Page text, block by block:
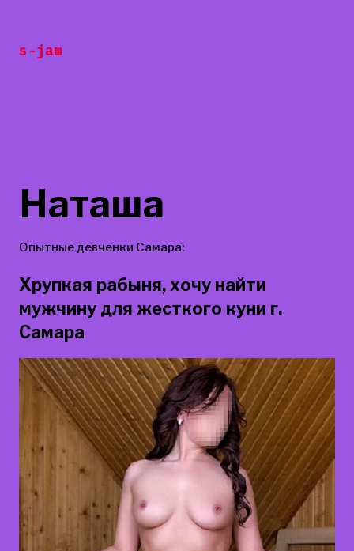
содержанию
s-jam
Наташа
Опытные девченки Самара:
Хрупкая рабыня, хочу найти
мужчину для жесткого куни г.
Самара